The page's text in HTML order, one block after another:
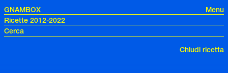
GNAMBOX
Menu
Ricette 2012-2022
Chiudi ricetta